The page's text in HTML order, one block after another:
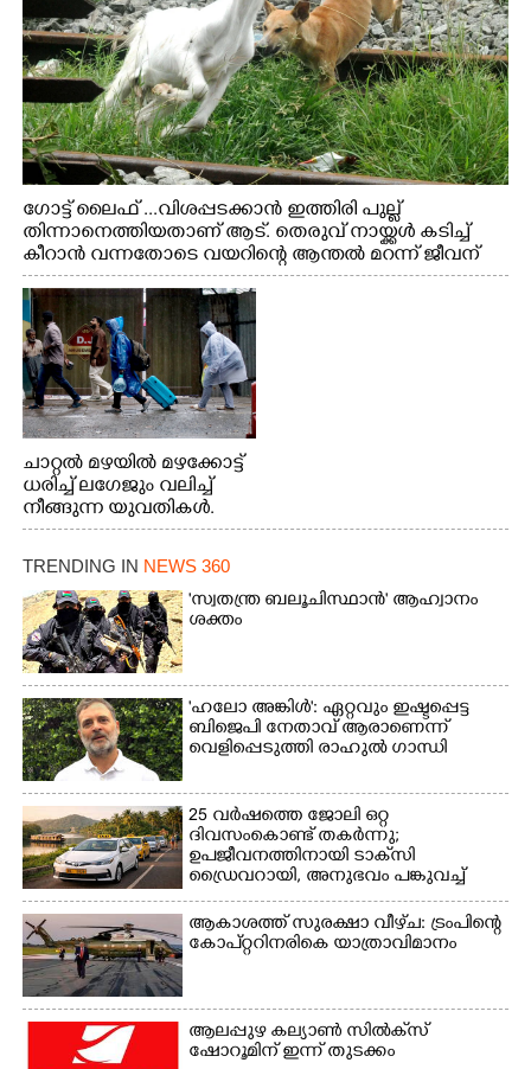
ഗോട്ട് ലൈഫ് ...വിശപ്പടക്കാൻ ഇത്തിരി പുല്ല്
തിന്നാനെത്തിയതാണ് ആട്. തെരുവ് നായ്ക്കൾ കടിച്ച്
കീറാൻ വന്നതോടെ വയറിന്റെ ആന്തൽ മറന്ന് ജീവന്
വേണ്ടിയായി ഓട്ടം. എറണാകുളം വാത്തുരുത്തിയിൽ
നിന്നുള്ള കാഴ്ച
ചാറ്റൽ മഴയിൽ മഴക്കോട്ട്
ധരിച്ച് ലഗേജും വലിച്ച്
നീങ്ങുന്ന യുവതികൾ.
എറണാകുളം മേനകയിൽ
നിന്നുള്ള കാഴ്ച
TRENDING IN NEWS 360
'സ്വതന്ത്ര ബലൂചിസ്ഥാൻ' ആഹ്വാനം
ശക്തം
'ഹലോ അങ്കിൾ': ഏറ്റവും ഇഷ്ടപ്പെട്ട
ബിജെപി നേതാവ് ആരാണെന്ന്
വെളിപ്പെടുത്തി രാഹുൽ ഗാന്ധി
25 വർഷത്തെ ജോലി ഒറ്റ
ദിവസംകൊണ്ട് തകർന്നു;
ഉപജീവനത്തിനായി ടാക്‌സി
ഡ്രൈവറായി,​ അനുഭവം പങ്കുവച്ച്
യുവതി
ആകാശത്ത് സുരക്ഷാ വീഴ്‌ച: ട്രംപിന്റെ
കോ‌പ്‌റ്ററിനരികെ യാത്രാവിമാനം
ആലപ്പുഴ കല്യാൺ സിൽക്‌സ്
ഷോറൂമിന് ഇന്ന് തുടക്കം